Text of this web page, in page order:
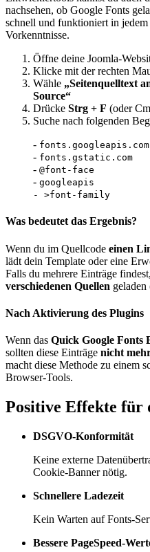
nachsehen, ob Google Fonts
schnell und funktioniert in
Vorkenntnisse.
Öffne deine Joomla-
Klicke mit der rechten
Wähle „Seitenquelltext
Source“
Drücke Strg + F (oder
Suche nach folgenden
- fonts.googleapis.com
- fonts.gstatic.com
- @font-face
- googleapis
- >font-family
Was bedeutet das Ergebnis?
Wenn du im Quellcode einen
lädt dein Template oder eine
Falls du mehrere Einträge
verschiedenen Quellen
Nach Aktivierung des Plugins
Wenn das Quick Google Fonts
sollten diese Einträge nicht
macht diese Methode zu einem
Browser-Tools.
Positive Effekte für
DSGVO-Konformität
Keine externe
Cookie-Banner nötig.
Schnellere Ladezeit
Kein Warten auf Fonts-
Bessere PageSpeed-